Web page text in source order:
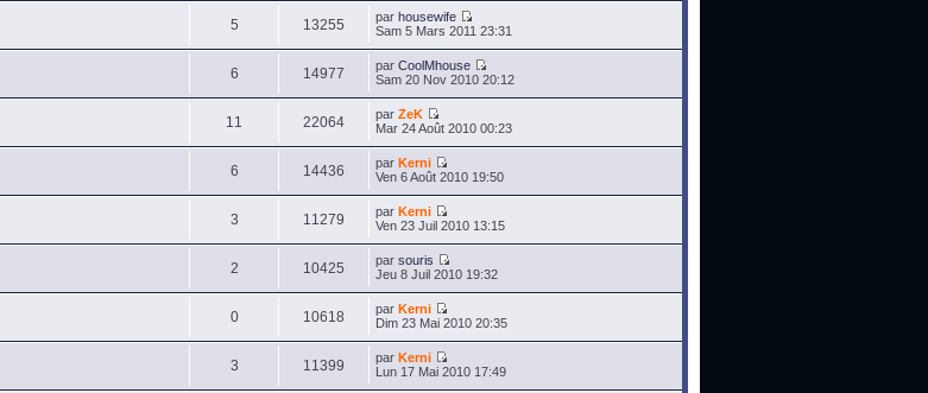
5 13255 par housewife
Sam 5 Mars 2011 23:31
6 14977 par CoolMhouse
Sam 20 Nov 2010 20:12
11 22064 par ZeK
Mar 24 Août 2010 00:23
6 14436 par Kerni
Ven 6 Août 2010 19:50
3 11279 par Kerni
Ven 23 Juil 2010 13:15
2 10425 par souris
Jeu 8 Juil 2010 19:32
0 10618 par Kerni
Dim 23 Mai 2010 20:35
3 11399 par Kerni
Lun 17 Mai 2010 17:49